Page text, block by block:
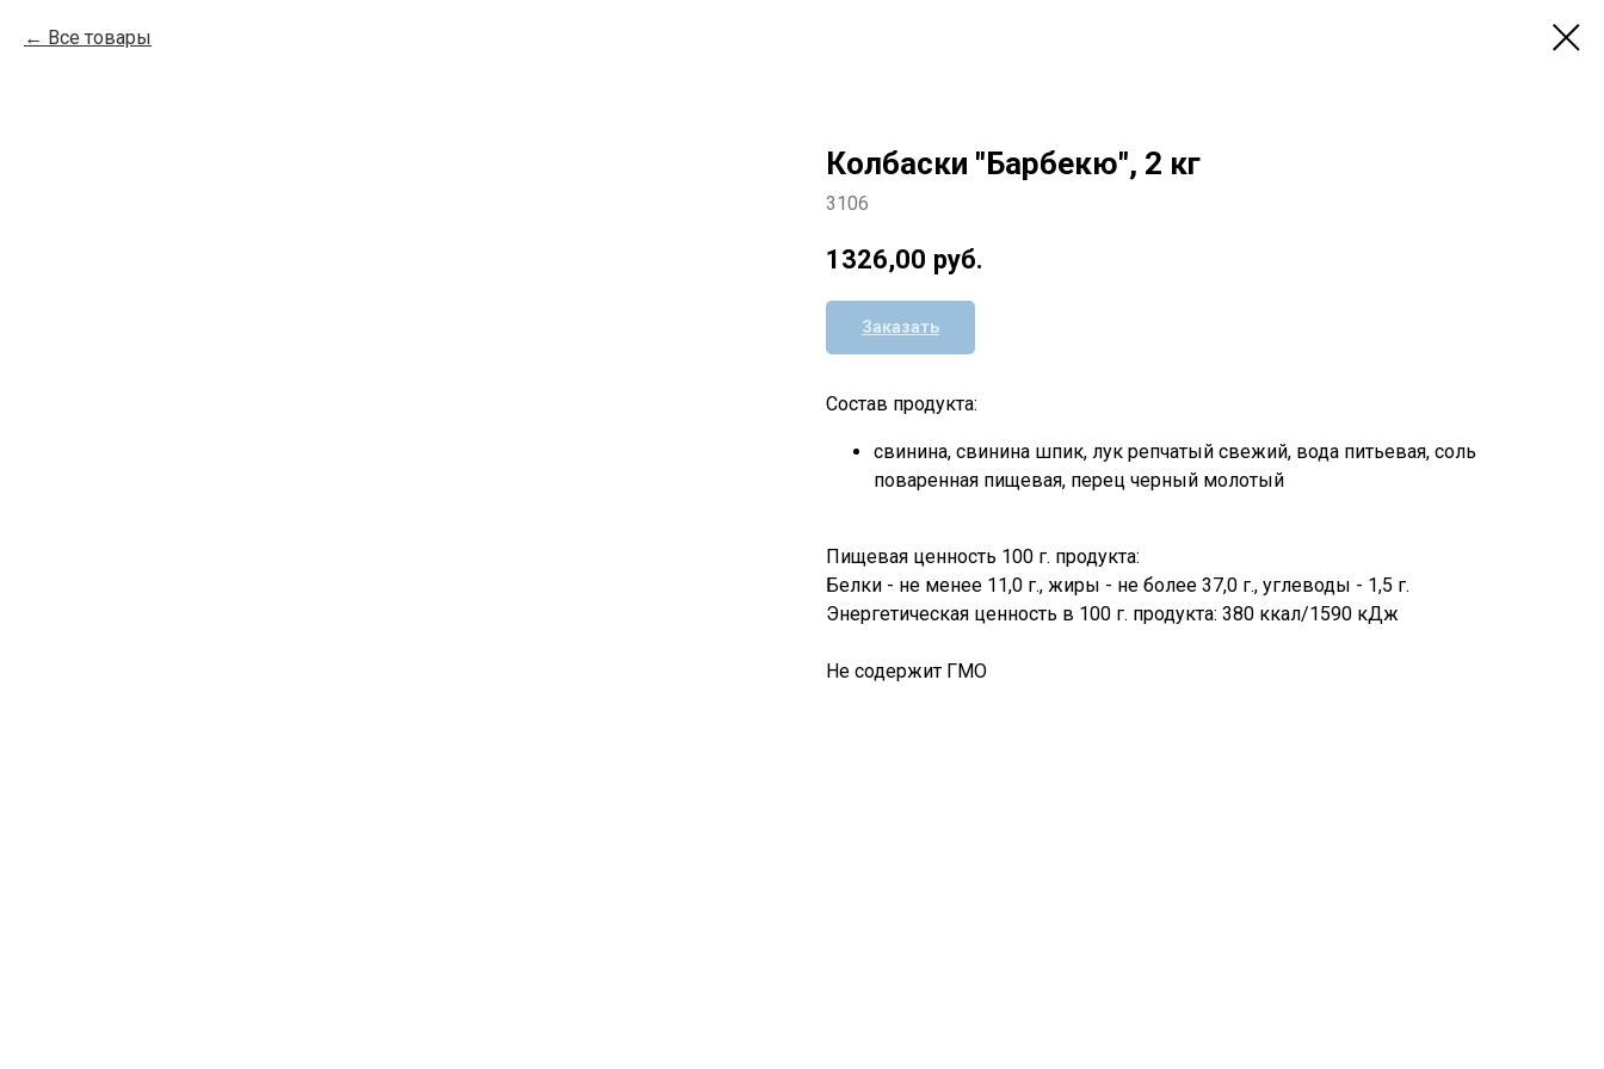
Все товары
Колбаски "Барбекю", 2 кг
3106
1326,00 руб.
Заказать
Состав продукта:
свинина, свинина шпик, лук репчатый свежий, вода питьевая, соль
поваренная пищевая, перец черный молотый
Пищевая ценность 100 г. продукта:
Белки - не менее 11,0 г., жиры - не более 37,0 г., углеводы - 1,5 г.
Энергетическая ценность в 100 г. продукта: 380 ккал/1590 кДж
Не содержит ГМО